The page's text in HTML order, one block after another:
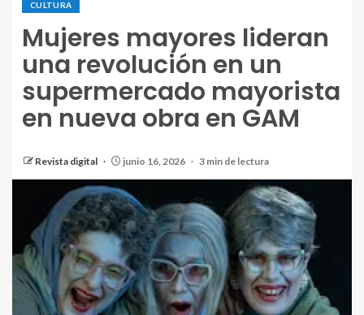
CULTURA
Mujeres mayores lideran
una revolución en un
supermercado mayorista
en nueva obra en GAM
Revista digital junio 16, 2026 3 min de lectura